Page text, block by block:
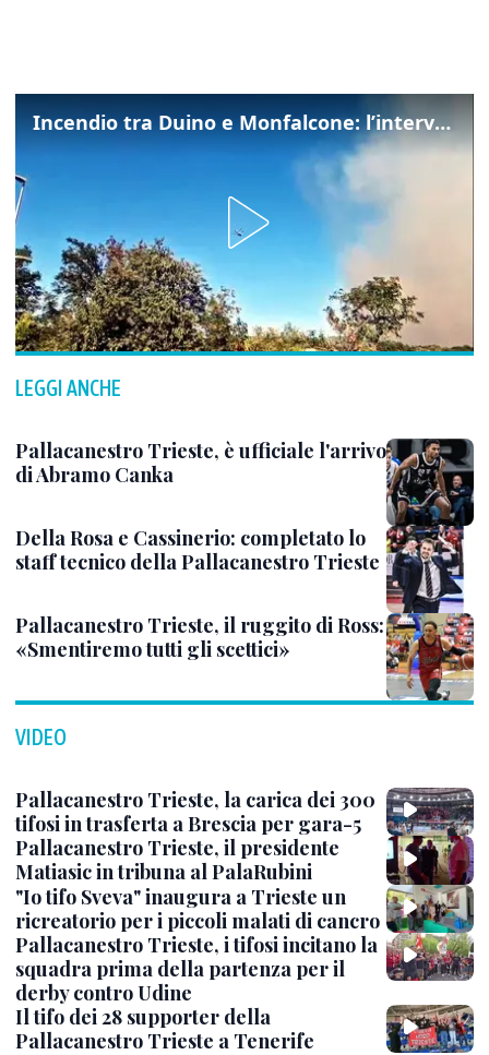
Incendio tra Duino e Monfalcone: l’intervento dei vigili del fuoco
LEGGI ANCHE
Pallacanestro Trieste, è ufficiale l'arrivo
di Abramo Canka
Della Rosa e Cassinerio: completato lo
staff tecnico della Pallacanestro Trieste
Pallacanestro Trieste, il ruggito di Ross:
«Smentiremo tutti gli scettici»
VIDEO
Pallacanestro Trieste, la carica dei 300
tifosi in trasferta a Brescia per gara-5
Pallacanestro Trieste, il presidente
Matiasic in tribuna al PalaRubini
"Io tifo Sveva" inaugura a Trieste un
ricreatorio per i piccoli malati di cancro
Pallacanestro Trieste, i tifosi incitano la
squadra prima della partenza per il
derby contro Udine
Il tifo dei 28 supporter della
Pallacanestro Trieste a Tenerife